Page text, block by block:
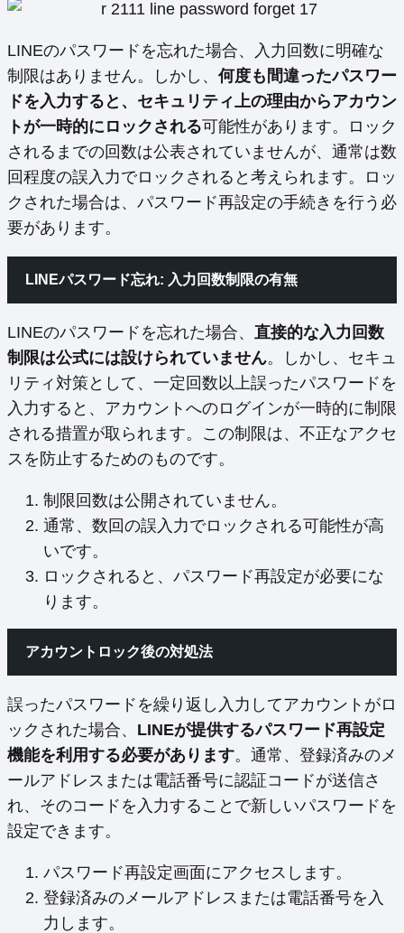
LINEのパスワードを忘れた場合、入力回数に明確な
制限はありません。しかし、 何度も間違ったパスワー
ドを入力すると、セキュリティ上の理由からアカウン
トが一時的にロックされる可能性があります。ロック
されるまでの回数は公表されていませんが、通常は数
回程度の誤入力でロックされると考えられます。ロッ
クされた場合は、パスワード再設定の手続きを行う必
要があります。
LINEパスワード忘れ: 入力回数制限の有無
LINEのパスワードを忘れた場合、 直接的な入力回数
制限は公式には設けられていません。しかし、セキュ
リティ対策として、一定回数以上誤ったパスワードを
入力すると、アカウントへのログインが一時的に制限
される措置が取られます。この制限は、不正なアクセ
スを防止するためのものです。
制限回数は公開されていません。
通常、数回の誤入力でロックされる可能性が高
いです。
ロックされると、パスワード再設定が必要にな
ります。
アカウントロック後の対処法
誤ったパスワードを繰り返し入力してアカウントがロ
ックされた場合、 LINEが提供するパスワード再設定
機能を利用する必要があります。通常、登録済みのメ
ールアドレスまたは電話番号に認証コードが送信さ
れ、そのコードを入力することで新しいパスワードを
設定できます。
パスワード再設定画面にアクセスします。
登録済みのメールアドレスまたは電話番号を入
力します。